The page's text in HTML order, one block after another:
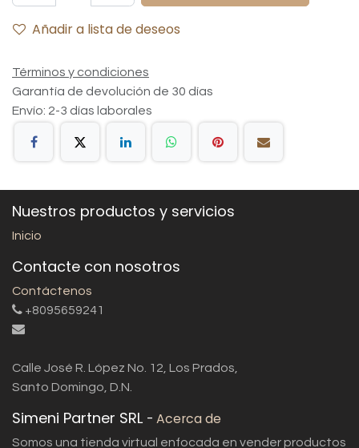
Añadir a lista de deseos
Términos y condiciones
Garantía de devolución de 30 días
Envío: 2-3 días laborales
Nuestros productos y servicios
Inicio
Contacte con nosotros
Contáctenos
+8095659241
Calle José R. López No. 12, Los Prados,
Santo Domingo, D.N.
Simeni Partner SRL - Acerca de
Somos una tienda virtual enfocada en vender productos